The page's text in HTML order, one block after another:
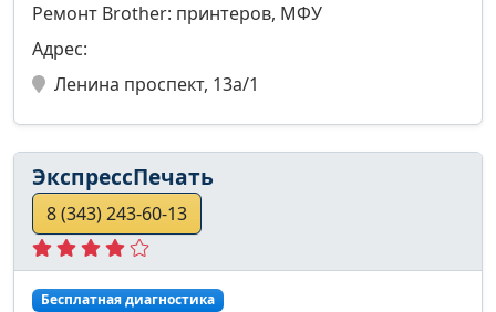
Ремонт Brother: принтеров, МФУ
Адрес:
Ленина проспект, 13а/1
ЭкспрессПечать
8 (343) 243-60-13
Бесплатная диагностика